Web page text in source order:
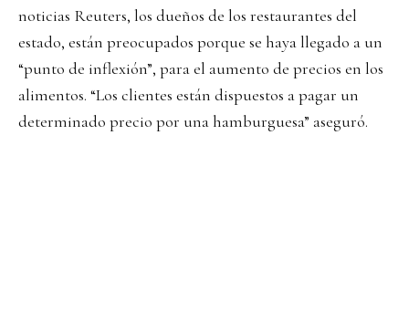
noticias Reuters, los dueños de los restaurantes del
estado, están preocupados porque se haya llegado a un
“punto de inflexión”, para el aumento de precios en los
alimentos. “Los clientes están dispuestos a pagar un
determinado precio por una hamburguesa” aseguró.